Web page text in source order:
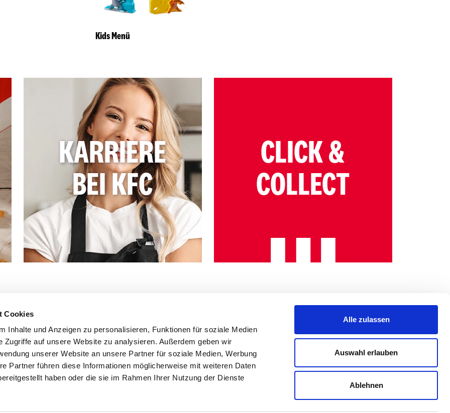
Cookies
Inhalte und Anzeigen zu personalisieren, Funktionen für soziale Medien
Zugriffe auf unsere Website zu analysieren. Außerdem geben wir
unserer Website an unsere Partner für soziale Medien, Werbung
Partner führen diese Informationen möglicherweise mit weiteren Daten
haben oder die sie im Rahmen Ihrer Nutzung der Dienste
Alle zulassen
Auswahl erlauben
Ablehnen
Kids Menü
KARRIERE
BEI KFC
CLICK &
COLLECT